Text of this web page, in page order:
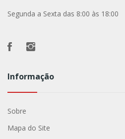
Segunda a Sexta das 8:00 às 18:00
Informação
Sobre
Mapa do Site